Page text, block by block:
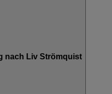
nach Liv Strömquist